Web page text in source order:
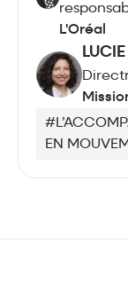
L'Oréal
EN